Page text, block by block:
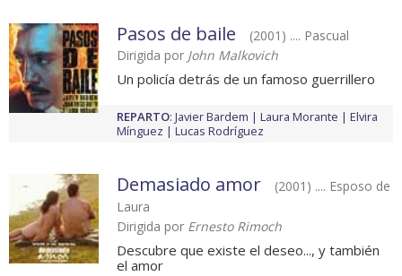
Pasos de baile
(2001) .... Pascual
Dirigida por John Malkovich
Un policía detrás de un famoso guerrillero
REPARTO: Javier Bardem Laura Morante
Elvira
Mínguez
Lucas Rodríguez
Demasiado amor
(2001) .... Esposo de
Laura
Dirigida por Ernesto Rimoch
Descubre que existe el deseo..., y también
el amor